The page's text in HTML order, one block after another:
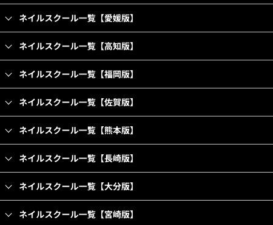
ネイルスクール一覧【愛媛版】
ネイルスクール一覧【高知版】
ネイルスクール一覧【福岡版】
ネイルスクール一覧【佐賀版】
ネイルスクール一覧【熊本版】
ネイルスクール一覧【長崎版】
ネイルスクール一覧【大分版】
ネイルスクール一覧【宮崎版】